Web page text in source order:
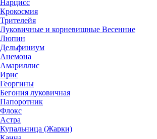
Нарцисс
Крокосмия
Трителейя
Луковичные и корневищные Весенние
Люпин
Дельфиниум
Анемона
Амариллис
Ирис
Георгины
Бегония луковичная
Папоротник
Флокс
Астра
Купальница (Жарки)